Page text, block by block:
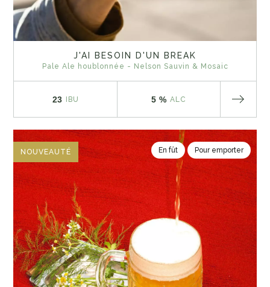
J'AI BESOIN D'UN BREAK
Pale Ale houblonnée - Nelson Sauvin & Mosaic
23 IBU 5 % ALC
NOUVEAUTÉ En fût Pour emporter